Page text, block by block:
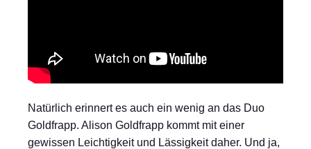
Natürlich erinnert es auch ein wenig an das Duo
Goldfrapp. Alison Goldfrapp kommt mit einer
gewissen Leichtigkeit und Lässigkeit daher. Und ja,